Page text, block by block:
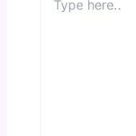
here..